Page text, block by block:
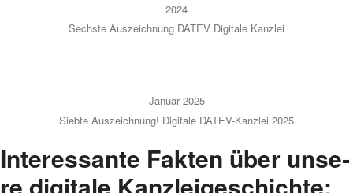
2024
Sechs­te Aus­zeich­nung DATEV Digi­ta­le Kanz­lei
Janu­ar 2025
Sieb­te Aus­zeich­nung! Digi­ta­le DATEV-Kanz­lei 2025
Inter­es­san­te Fak­ten über unse­
re digi­ta­le Kanz­lei­ge­schich­te: